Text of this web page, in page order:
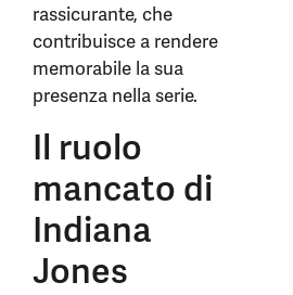
rassicurante, che
contribuisce a rendere
memorabile la sua
presenza nella serie.
Il ruolo
mancato di
Indiana
Jones